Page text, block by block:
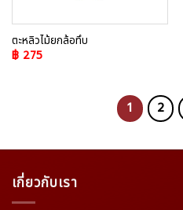
ตะหลิวไม้ยกล้อทึบ
฿275
1 2
เกี่ยวกับเรา